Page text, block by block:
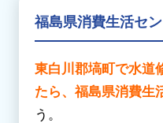
福島県消費生活セ
東白川郡塙町で水道
たら、福島県消費生
う。